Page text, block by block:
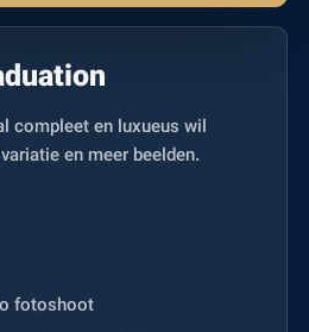
compleet en luxueus wil
en meer beelden.
fotoshoot